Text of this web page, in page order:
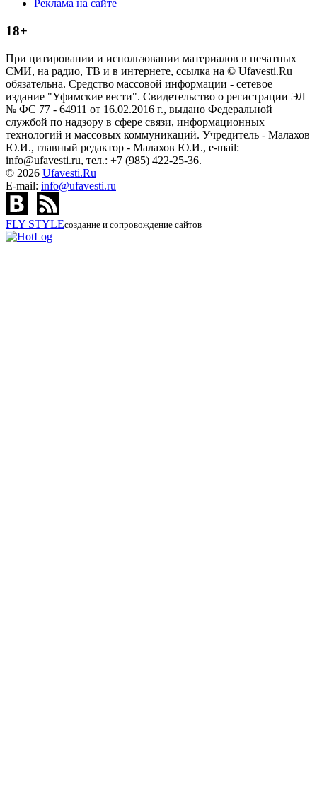
Реклама на сайте
18+
При цитировании и использовании материалов в печатных
СМИ, на радио, ТВ и в интернете, ссылка на © Ufavesti.Ru
обязательна. Средство массовой информации - сетевое
издание "Уфимские вести". Свидетельство о регистрации ЭЛ
№ ФС 77 - 64911 от 16.02.2016 г., выдано Федеральной
службой по надзору в сфере связи, информационных
технологий и массовых коммуникаций. Учредитель - Малахов
Ю.И., главный редактор - Малахов Ю.И., e-mail:
info@ufavesti.ru, тел.: +7 (985) 422-25-36.
© 2026 Ufavesti.Ru
E-mail: info@ufavesti.ru
FLY STYLEсоздание и сопровождение сайтов